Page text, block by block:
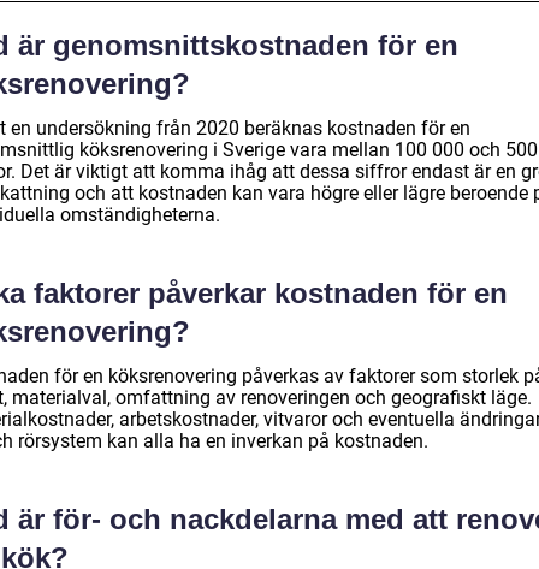
är genomsnittskostnaden för en
en undersökning från 2020 beräknas kostnaden för en
köksrenovering i Sverige vara mellan 100 000 och
Det är viktigt att komma ihåg att dessa siffror endast är en
och att kostnaden kan vara högre eller lägre beroende
omständigheterna.
faktorer påverkar kostnaden för en
för en köksrenovering påverkas av faktorer som storlek
materialval, omfattning av renoveringen och geografiskt läge.
arbetskostnader, vitvaror och eventuella
rörsystem kan alla ha en inverkan på kostnaden.
är för- och nackdelarna med att